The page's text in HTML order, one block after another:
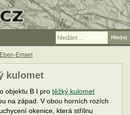
kulomet
objektu B I pro těžký kulomet
na západ. V obou horních rozích
okenice, která střílnu
Emael